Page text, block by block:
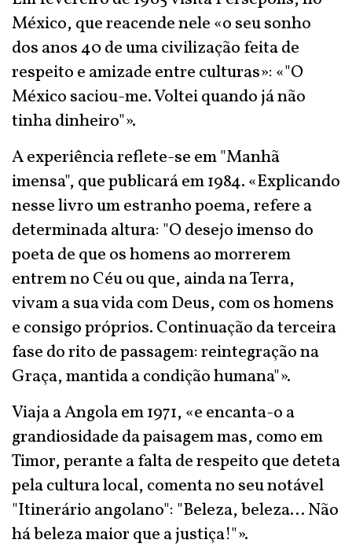
México, que reacende nele «o seu sonho
dos anos 40 de uma civilização feita de
respeito e amizade entre culturas»: «"O
México saciou-me. Voltei quando já não
tinha dinheiro"».
A experiência reflete-se em "Manhã
imensa", que publicará em 1984. «Explicando
nesse livro um estranho poema, refere a
determinada altura: "O desejo imenso do
poeta de que os homens ao morrerem
entrem no Céu ou que, ainda na Terra,
vivam a sua vida com Deus, com os homens
e consigo próprios. Continuação da terceira
fase do rito de passagem: reintegração na
Graça, mantida a condição humana"».
Viaja a Angola em 1971, «e encanta-o a
grandiosidade da paisagem mas, como em
Timor, perante a falta de respeito que deteta
pela cultura local, comenta no seu notável
"Itinerário angolano": "Beleza, beleza... Não
há beleza maior que a justiça!"».